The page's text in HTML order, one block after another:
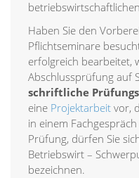
Haben Sie den
Pflichtseminare
erfolgreich bearbeitet,
Abschlussprüfung auf
schriftliche
eine Projektarbeit vor,
in einem
Prüfung, dürfen Sie
Betriebswirt –
bezeichnen.